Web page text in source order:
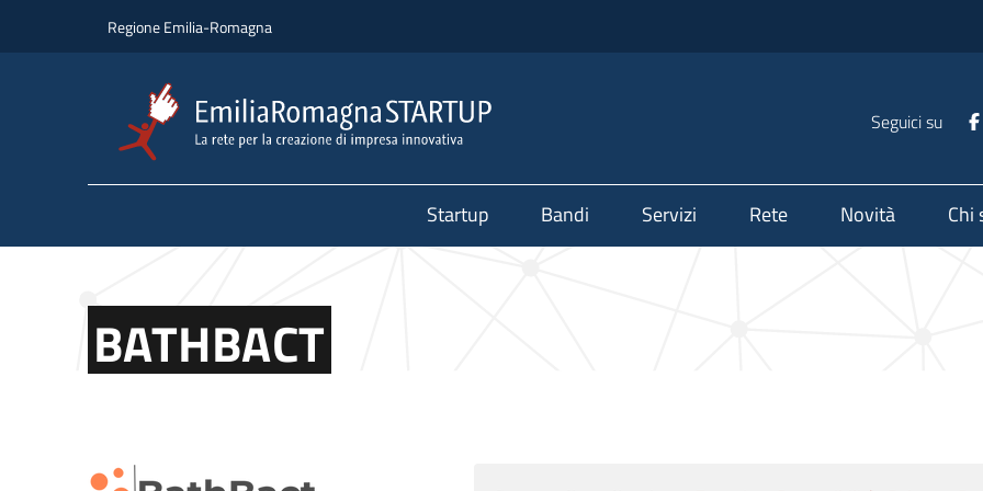
Regione Emilia-Romagna
Seguici su
Startup Bandi Servizi Rete Novità Chi
BATHBACT